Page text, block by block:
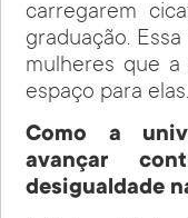
carregarem
graduação.
mulheres que a
espaço para elas.
Como a
avançar
desigualdade